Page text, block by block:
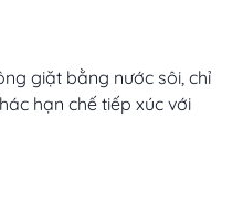
giặt bằng nước sôi, chỉ
hạn chế tiếp xúc với